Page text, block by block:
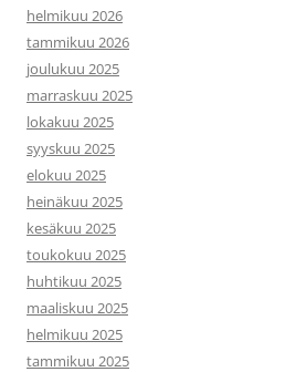
helmikuu 2026
tammikuu 2026
joulukuu 2025
marraskuu 2025
lokakuu 2025
syyskuu 2025
elokuu 2025
heinäkuu 2025
kesäkuu 2025
toukokuu 2025
huhtikuu 2025
maaliskuu 2025
helmikuu 2025
tammikuu 2025